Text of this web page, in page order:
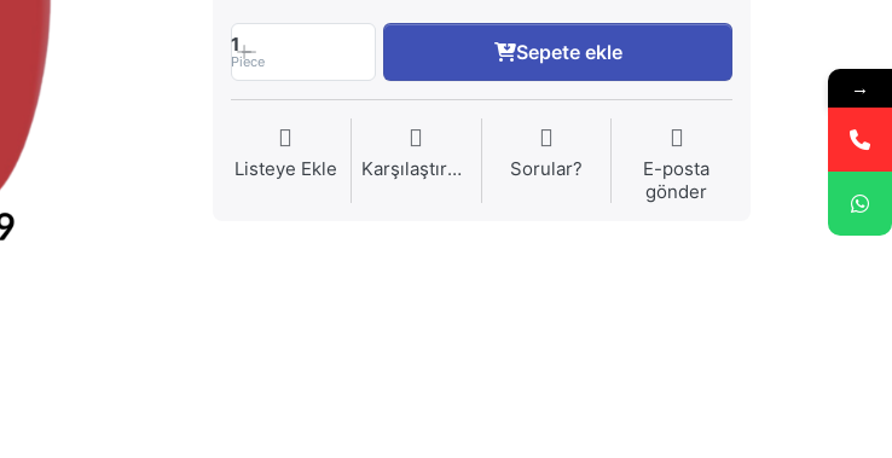
1
Piece Sepete ekle
Listeye Ekle Karşılaştırma Sorular?
E-posta
gönder
→